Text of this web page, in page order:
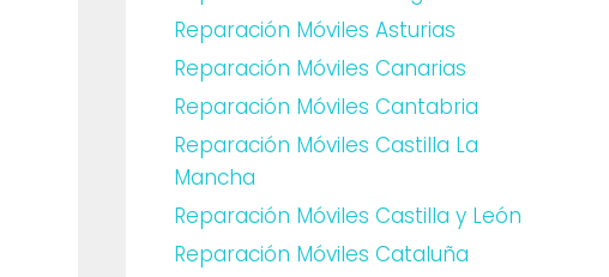
Reparación Móviles Asturias
Reparación Móviles Canarias
Reparación Móviles Cantabria
Reparación Móviles Castilla La
Mancha
Reparación Móviles Castilla y León
Reparación Móviles Cataluña